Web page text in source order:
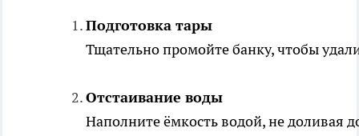
Подготовка тары
Тщательно промойте банку, чтобы
Отстаивание воды
Наполните ёмкость водой, не доливая